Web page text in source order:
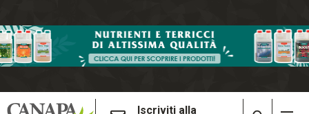
Iscriviti alla